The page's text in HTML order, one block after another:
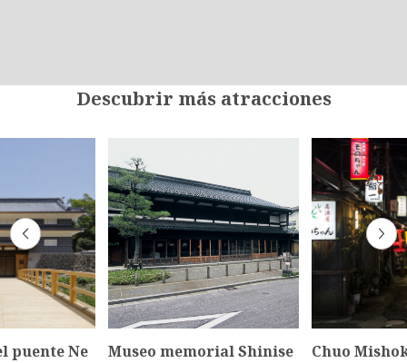
Descubrir más atracciones
puente Ne Museo memorial Shinise Chuo